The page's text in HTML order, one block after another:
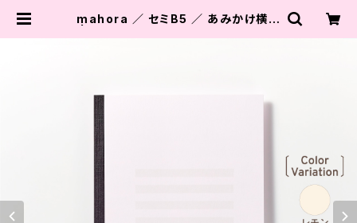
mahora ／ セミB5 ／ あみかけ横罫